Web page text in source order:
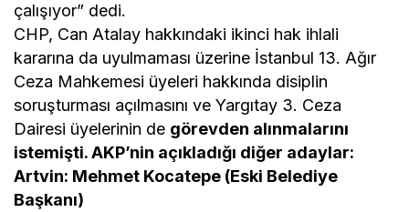
çalışıyor” dedi.
CHP, Can Atalay hakkındaki ikinci hak ihlali
kararına da uyulmaması üzerine İstanbul 13. Ağır
Ceza Mahkemesi üyeleri hakkında disiplin
soruşturması açılmasını ve Yargıtay 3. Ceza
Dairesi üyelerinin de görevden alınmalarını
istemişti. AKP’nin açıkladığı diğer adaylar:
Artvin: Mehmet Kocatepe (Eski Belediye
Başkanı)